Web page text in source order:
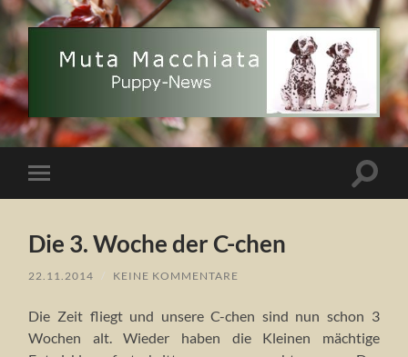
Muta
Macchiata
Puppy
Menü
Die 3. Woche der C-chen
22.11.2014 / KEINE KOMMENTARE
Die Zeit fliegt und unsere C-chen sind nun schon 3
Wochen alt. Wieder haben die Kleinen mächtige